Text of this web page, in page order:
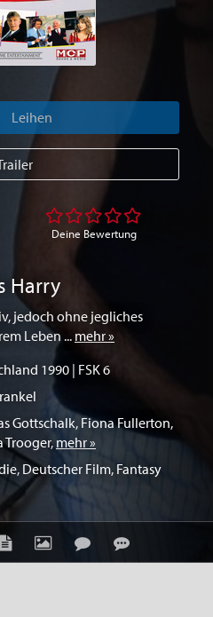
Harry
jedoch ohne jegliches
Leben ... mehr »
1990 | FSK 6
Gottschalk, Fiona Fullerton,
Trooger, mehr »
, Deutscher Film, Fantasy
Leihen
Deine Bewertung